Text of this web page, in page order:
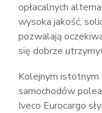
opłacalnych
wysoka jakość,
pozwalają
się dobrze
Kolejnym istotnym
samochodów
Iveco Eurocargo